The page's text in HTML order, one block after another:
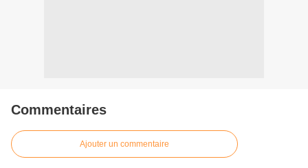
Commentaires
Ajouter un commentaire